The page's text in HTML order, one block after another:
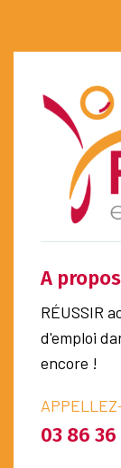
A propos
RÉUSSIR
d'emploi
encore !
03 86